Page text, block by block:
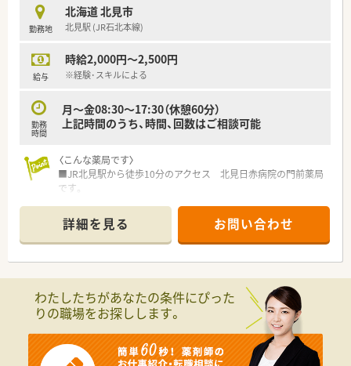
勤務地
北海道 北見市
北見駅 (JR石北本線)
給与
時給2,000円～2,500円
※経験･スキルによる
勤務
時間
月～金08:30～17:30（休憩60分）
上記時間のうち、時間、回数はご相談可能
〈こんな薬局です〉
■JR北見駅から徒歩10分のアクセス 北見日赤病院の門前薬局
です。
総合科の処方せんを扱っていますので、知識・経験の幅を広げ
ていける環境です。
〈パート薬剤師さん募集です〉
■週20時間以上勤務で社保加入対象です。しっかり働きたい方
も歓迎！
■サポート体制万全！研修制度も整っています。
経験が浅くて調剤に自信のない方、結婚や出産などでブランク
ある方の復帰も歓迎です。
詳細を見る お問い合わせ
わたしたちがあなたの条件にぴった
りの職場をお探しします。